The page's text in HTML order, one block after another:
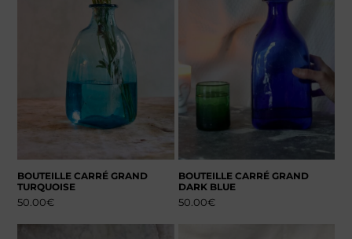
BOUTEILLE CARRÉ GRAND
TURQUOISE
50.00€
BOUTEILLE CARRÉ GRAND
DARK BLUE
50.00€